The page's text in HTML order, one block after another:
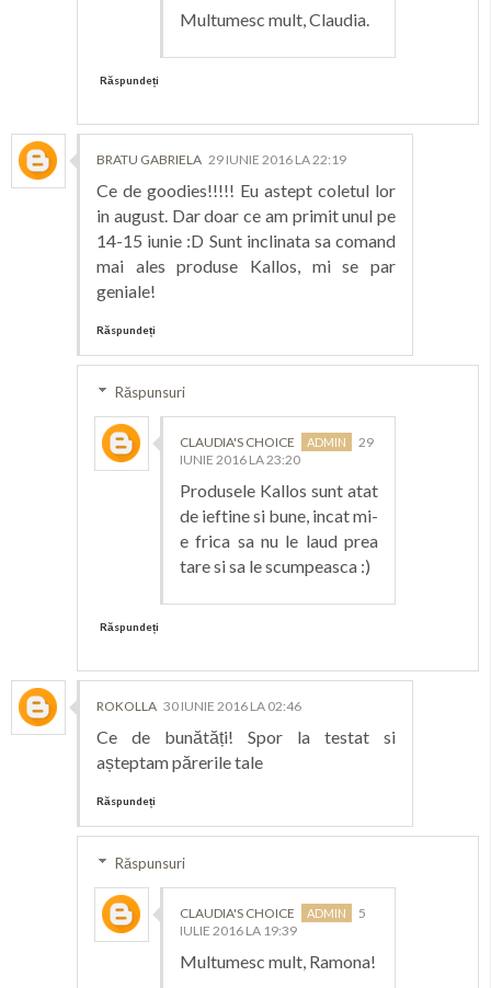
Multumesc mult, Claudia.
Răspundeți
BRATU GABRIELA 29 IUNIE 2016 LA 22:19
Ce de goodies!!!!! Eu astept coletul lor
in august. Dar doar ce am primit unul pe
14-15 iunie :D Sunt inclinata sa comand
mai ales produse Kallos, mi se par
geniale!
Răspundeți
Răspunsuri
CLAUDIA'S CHOICE
29
IUNIE 2016 LA 23:20
Produsele Kallos sunt atat
de ieftine si bune, incat mi-
e frica sa nu le laud prea
tare si sa le scumpeasca :)
Răspundeți
ROKOLLA 30 IUNIE 2016 LA 02:46
Ce de bunătăți! Spor la testat si
așteptam părerile tale
Răspundeți
Răspunsuri
CLAUDIA'S CHOICE
5
IULIE 2016 LA 19:39
Multumesc mult, Ramona!